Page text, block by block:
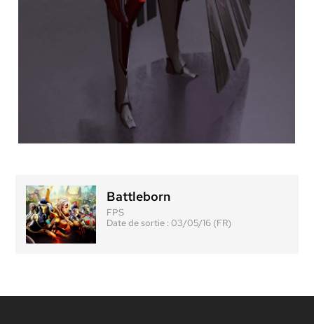
Battleborn
FPS
Date de sortie :03/05/16 (FR)